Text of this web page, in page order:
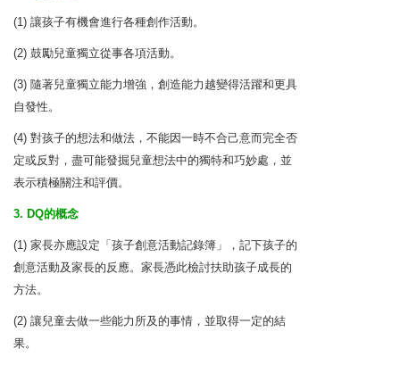
(1) 讓孩子有機會進行各種創作活動。
(2) 鼓勵兒童獨立從事各項活動。
(3) 隨著兒童獨立能力增強，創造能力越變得活躍和更具
自發性。
(4) 對孩子的想法和做法，不能因一時不合己意而完全否
定或反對，盡可能發掘兒童想法中的獨特和巧妙處，並
表示積極關注和評價。
3. DQ的概念
(1) 家長亦應設定「孩子創意活動記錄簿」，記下孩子的
創意活動及家長的反應。家長憑此檢討扶助孩子成長的
方法。
(2) 讓兒童去做一些能力所及的事情，並取得一定的結
果。